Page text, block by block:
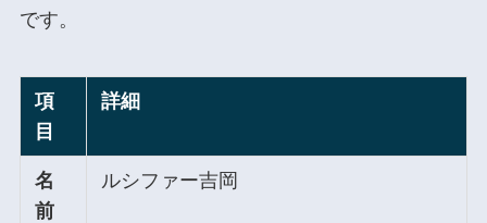
です。
項
目
詳細
名
前
ルシファー吉岡